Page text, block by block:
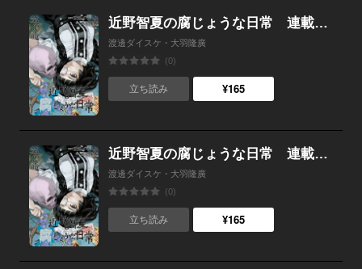
近野智夏の腐じょうな日常 連載版 第３話 怨念の行方
渡邊ダイスケ・大羽隆廣
(0)
立ち読み ¥165
近野智夏の腐じょうな日常 連載版 第２話 殺人鬼とオカルト研究家 後編
渡邊ダイスケ・大羽隆廣
(0)
立ち読み ¥165